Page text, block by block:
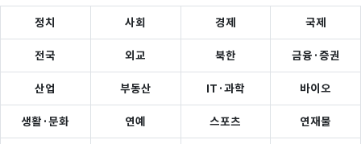
정치 사회 경제 국제
전국 외교 북한 금융·증권
산업 부동산 IT·과학 바이오
생활·문화 연예 스포츠 연재물